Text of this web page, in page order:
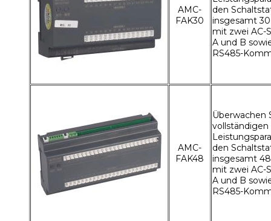
AMC-
FAK30
den
insgesamt
mit zwei AC-
A und B
RS485-
AMC-
FAK48
Überwachen
vollständigen
den
insgesamt
mit zwei AC-
A und B
RS485-